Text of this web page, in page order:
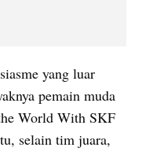
yang luar
pemain muda
World With SKF
selain tim juara,